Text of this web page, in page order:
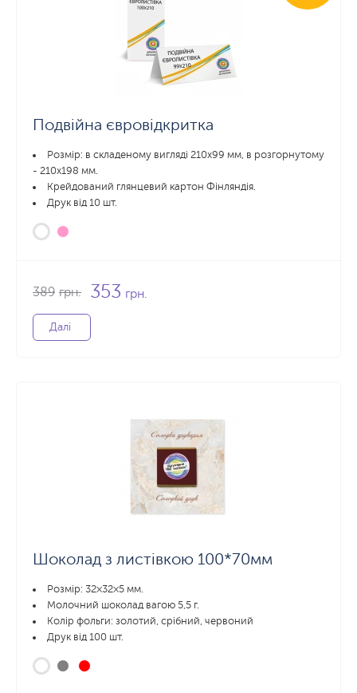
Подвійна євровідкритка
Розмір: в складеному вигляді 210х99 мм, в розгорнутому
- 210x198 мм.
Крейдований глянцевий картон Фінляндія.
Друк від 10 шт.
389 грн. 353 грн.
Далі
Шоколад з листівкою 100*70мм
Розмір: 32×32×5 мм.
Молочний шоколад вагою 5,5 г.
Колір фольги: золотий, срібний, червоний
Друк від 100 шт.